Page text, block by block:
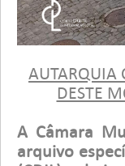
AUTARQUIA
DESTE
A Câmara
arquivo